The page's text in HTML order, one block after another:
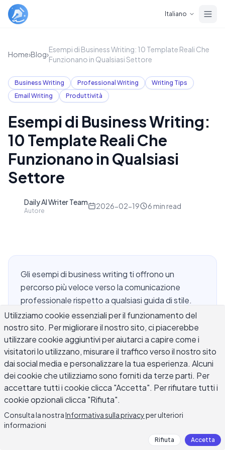
Italiano
Home›Blog›
Esempi di Business Writing: 10 Template Reali Che
Funzionano in Qualsiasi Settore
Business Writing Professional Writing
Writing Tips
Email Writing
Produttività
Esempi di Business Writing:
10 Template Reali Che
Funzionano in Qualsiasi
Settore
Daily AI Writer Team
Autore
2026-02-19 6 min read
Gli esempi di business writing ti offrono un
percorso più veloce verso la comunicazione
professionale rispetto a qualsiasi guida di stile.
Invece di leggere regole in astratto, vedi
esattamente come un'email, una relazione o una
proposta ben strutturata appare sulla pagina — e
perché funziona. La chiarezza nel business writing
fa risparmiare tempo, riduce i malintesi e influisce
su come colleghi e clienti percepiscono la tua
competenza. Che tu stia scrivendo un executive
summary, un aggiornamento di progetto o una
proposta cliente, i principi rimangono coerenti: sii
diretto, sii specifico e rendi ovvio il passo
Utilizziamo cookie essenziali per il funzionamento del
nostro sito. Per migliorare il nostro sito, ci piacerebbe
utilizzare cookie aggiuntivi per aiutarci a capire come i
visitatori lo utilizzano, misurare il traffico verso il nostro sito
dai social media e personalizzare la tua esperienza. Alcuni
dei cookie che utilizziamo sono forniti da terze parti. Per
accettare tutti i cookie clicca "Accetta". Per rifiutare tutti i
cookie opzionali clicca "Rifiuta".
Consulta la nostraInformativa sulla privacyper ulteriori
informazioni
Rifiuta Accetta